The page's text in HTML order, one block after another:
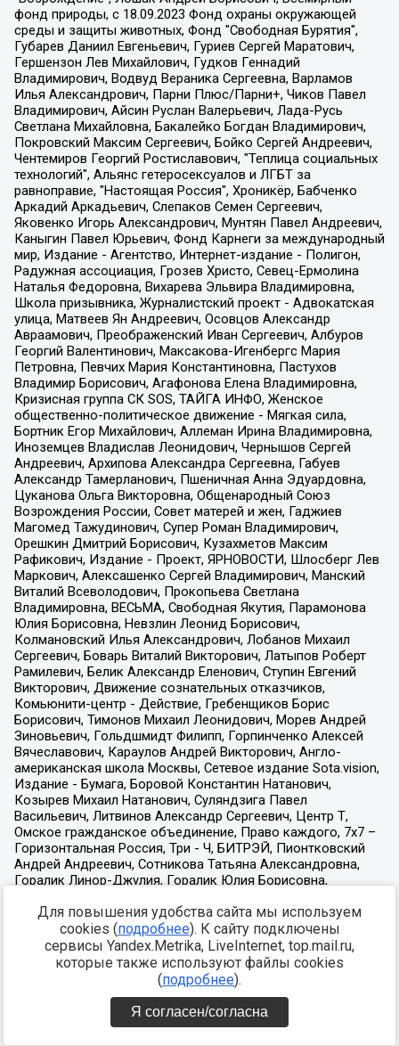
Для повышения удобства сайта мы используем
cookies (подробнее). К сайту подключены
сервисы Yandex.Metrika, LiveInternet, top.mail.ru,
которые также используют файлы cookies
(подробнее).
Я согласен/согласна